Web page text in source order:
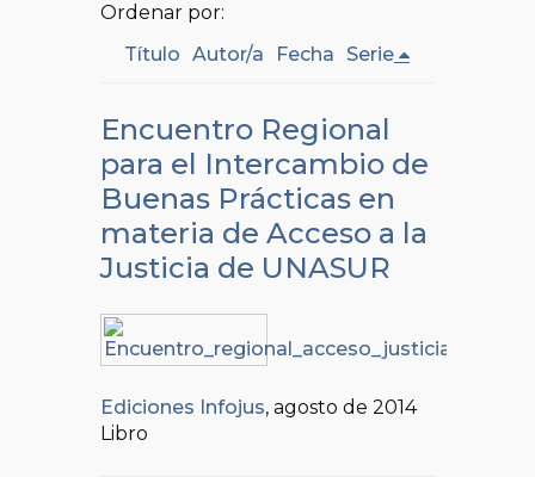
Ordenar por:
Título Autor/a Fecha Serie
Encuentro Regional
para el Intercambio de
Buenas Prácticas en
materia de Acceso a la
Justicia de UNASUR
Ediciones Infojus, agosto de 2014
Libro